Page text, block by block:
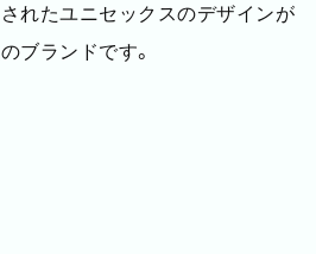
れたユニセックスのデザインが
ブランドです。